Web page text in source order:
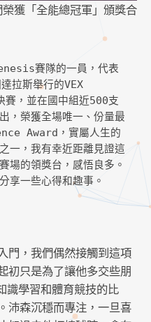
獲「全能總冠軍」頒獎合
賽隊的一員，代表
拉斯舉行的VEX
，並在國中組近500支
，榮獲全場唯一、份量最
Award，實屬人生的
一，我有幸近距離見證這
場的領獎台，感悟良多。
享一些心得和趣事。
門，我們偶然接觸到這項
初只是為了讓他多交些朋
識學習和體育競技的比
沛森沉穩而專注，一旦喜